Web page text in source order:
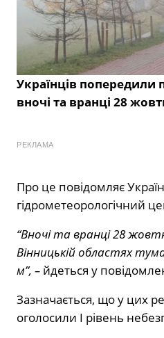
Українців попередили
вночі та вранці 28
РЕКЛАМА
Про це повідомляє
гідрометеорологічний
“Вночі та вранці 28
Вінницькій областях
м”, – йдеться у
Зазначається, що у цих
оголосили І рівень